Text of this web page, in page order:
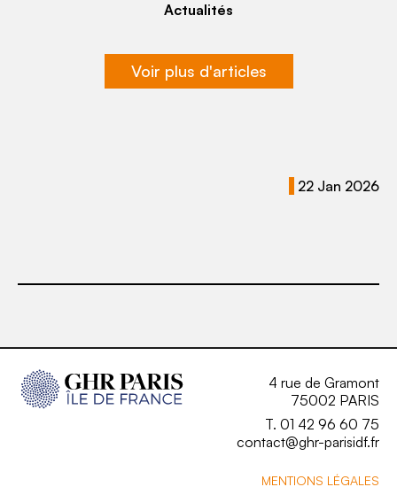
Actualités
Voir plus d'articles
22 Jan 2026
4 rue de Gramont
75002 PARIS
T. 01 42 96 60 75
contact@ghr-parisidf.fr
MENTIONS LÉGALES